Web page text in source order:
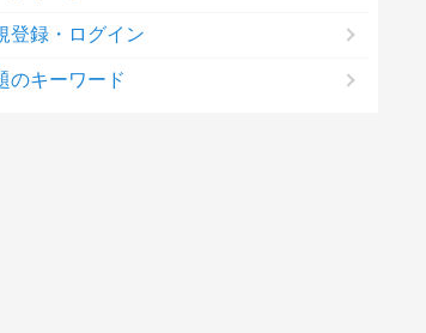
登録・ログイン
のキーワード